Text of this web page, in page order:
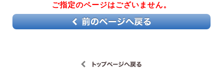
ご指定のページはございません。